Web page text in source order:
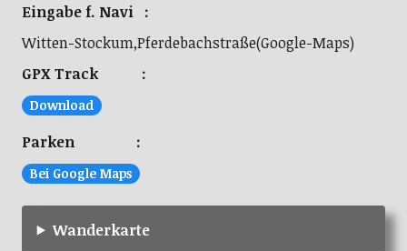
Eingabe f. Navi :
Witten-Stockum,Pferdebachstraße(Google-Maps)
GPX Track :
Download
Parken :
Bei Google Maps
Wanderkarte